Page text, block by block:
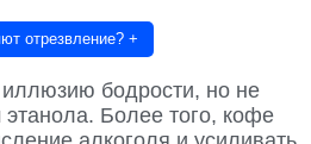
отрезвление? +
бодрости, но не
этанола. Более того, кофе